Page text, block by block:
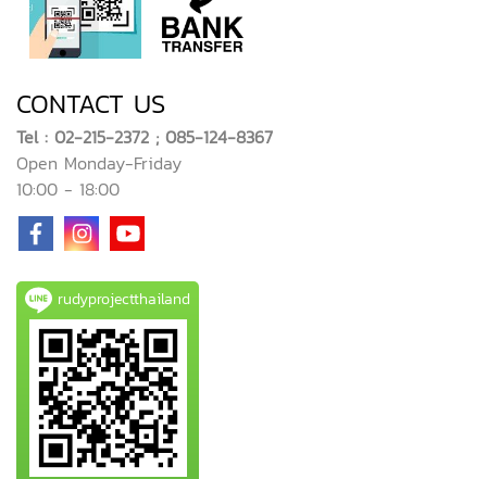
CONTACT US
Tel : 02-215-2372 ; 085-124-8367
Open Monday-Friday
10:00 - 18:00
rudyprojectthailand